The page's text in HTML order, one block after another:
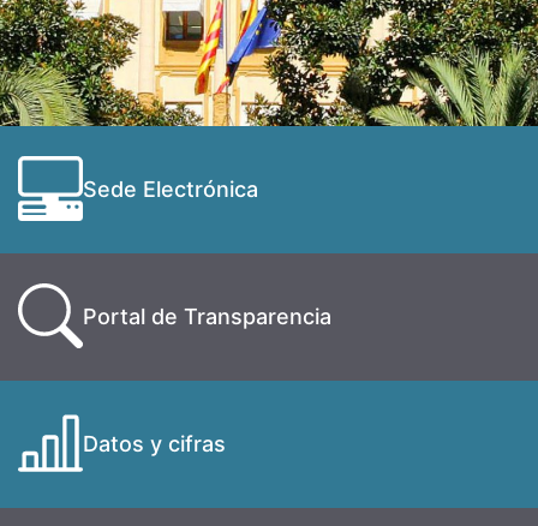
Sede Electrónica
Portal de Transparencia
Datos y cifras